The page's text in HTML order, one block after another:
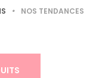
• NOS TENDANCES